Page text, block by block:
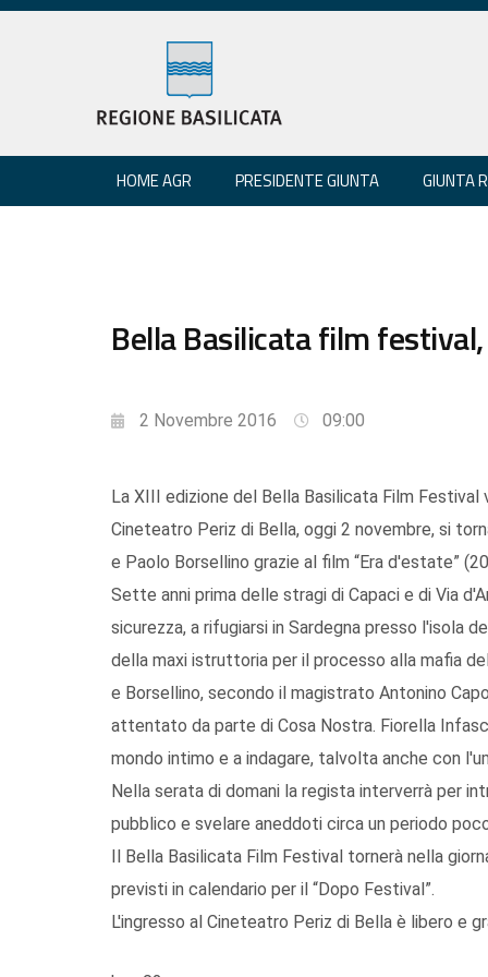
HOME AGR PRESIDENTE GIUNTA GIUNTA
Bella Basilicata film
2 Novembre 2016 09:00
La XIII edizione del Bella Basilicata Film
Cineteatro Periz di Bella, oggi 2 novembre, si
e Paolo Borsellino grazie al film “Era d'estate”
Sette anni prima delle stragi di Capaci e di Via
sicurezza, a rifugiarsi in Sardegna presso l'isola
della maxi istruttoria per il processo alla mafia
e Borsellino, secondo il magistrato Antonino
attentato da parte di Cosa Nostra. Fiorella
mondo intimo e a indagare, talvolta anche con
Nella serata di domani la regista interverrà per
pubblico e svelare aneddoti circa un periodo
Il Bella Basilicata Film Festival tornerà nella
previsti in calendario per il “Dopo Festival”.
L'ingresso al Cineteatro Periz di Bella è libero e